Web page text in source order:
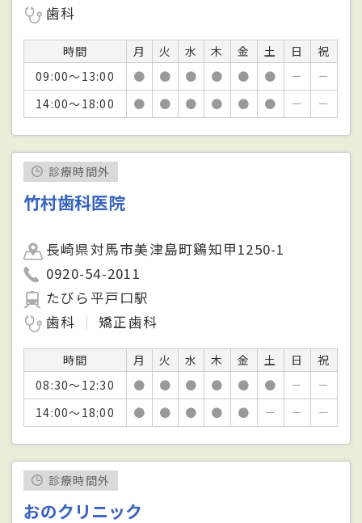
歯科
時間 月 火 水 木 金 土 日
祝
09:00～13:00
● ● ● ● ● ● －
－
14:00～18:00
● ● ● ● ● ● － －
診療時間外
竹村歯科医院
長崎県対馬市美津島町鷄知甲1250-1
0920-54-2011
たびら平戸口駅
歯科
矯正歯科
時間 月 火 水 木 金 土 日
祝
08:30～12:30
● ● ● ● ● ● －
－
14:00～18:00
● ● ● ● ● － － －
診療時間外
おのクリニック